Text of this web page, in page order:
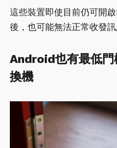
這些裝置即使目前仍可開
後，也可能無法正常收發訊
Android也有最低門
換機